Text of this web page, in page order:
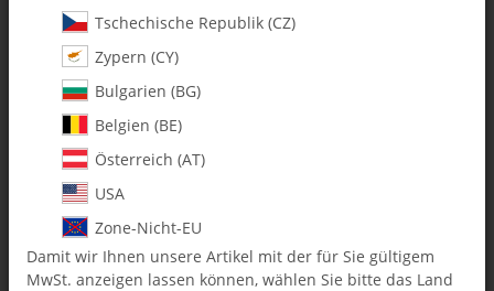
Artikelnummer:
MA4000-14
Kategorie:Alle Artikel
4000-14 X-Cell Edition Gas Muffler for ZG 27 - 30 RC / PUH
Engines Left Side
$ 273.69
inkl. 19% USt. , Versandkostenfreie Lieferung
Auswahl Steuerzone / Lieferland
Tschechische Republik (CZ)
Zypern (CY)
Bulgarien (BG)
Belgien (BE)
Österreich (AT)
USA
Zone-Nicht-EU
Damit wir Ihnen unsere Artikel mit der für Sie gültigem
MwSt. anzeigen lassen können, wählen Sie bitte das Land